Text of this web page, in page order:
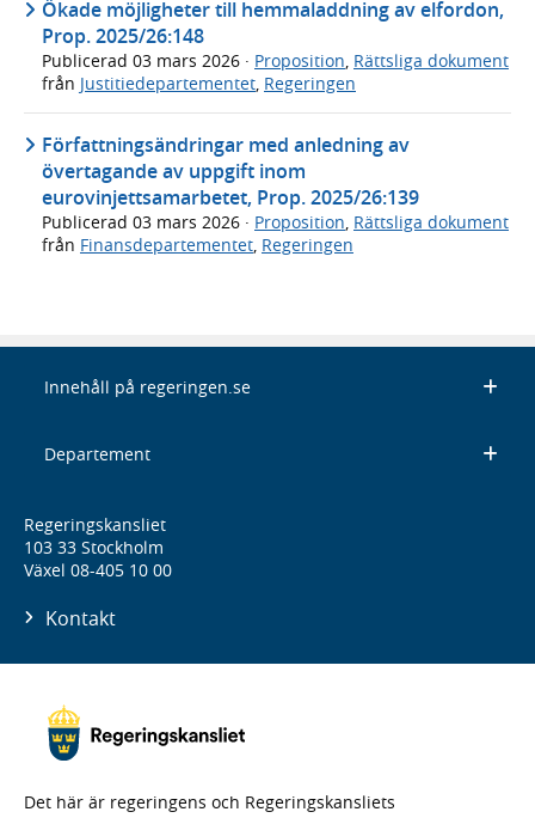
Ökade möjligheter till hemmaladdning av elfordon,
Prop. 2025/26:148
Publicerad 03 mars 2026 · Proposition Rättsliga dokument
från Justitiedepartementet Regeringen
Författningsändringar med anledning av
övertagande av uppgift inom
eurovinjettsamarbetet, Prop. 2025/26:139
Publicerad 03 mars 2026 · Proposition, Rättsliga dokument
från Finansdepartementet, Regeringen
Innehåll på regeringen.se
Departement
Regeringskansliet
103 33 Stockholm
Växel 08-405 10 00
Kontakt
Det här är regeringens och Regeringskansliets